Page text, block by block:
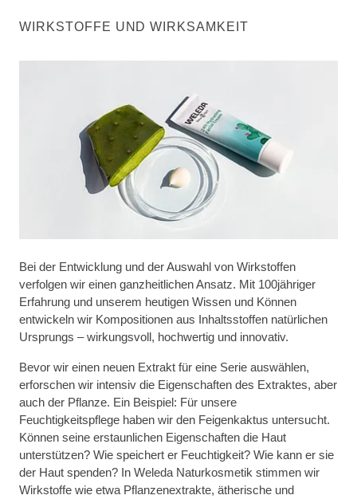
WIRKSTOFFE UND WIRKSAMKEIT
Bei der Entwicklung und der Auswahl von Wirkstoffen
verfolgen wir einen ganzheitlichen Ansatz. Mit 100jähriger
Erfahrung und unserem heutigen Wissen und Können
entwickeln wir Kompositionen aus Inhaltsstoffen natürlichen
Ursprungs – wirkungsvoll, hochwertig und innovativ.
Bevor wir einen neuen Extrakt für eine Serie auswählen,
erforschen wir intensiv die Eigenschaften des Extraktes, aber
auch der Pflanze. Ein Beispiel: Für unsere
Feuchtigkeitspflege haben wir den Feigenkaktus untersucht.
Können seine erstaunlichen Eigenschaften die Haut
unterstützen? Wie speichert er Feuchtigkeit? Wie kann er sie
der Haut spenden? In Weleda Naturkosmetik stimmen wir
Wirkstoffe wie etwa Pflanzenextrakte, ätherische und